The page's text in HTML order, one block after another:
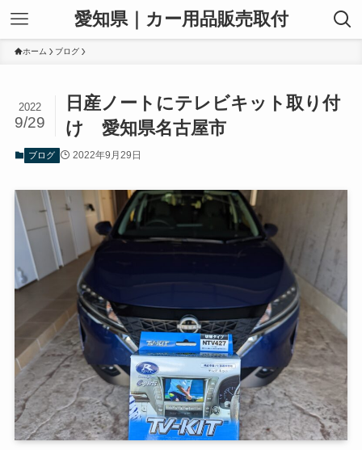
愛知県｜カー用品販売取付
ホーム ブログ
日産ノートにテレビキット取り付
け 愛知県名古屋市
2022
9/29
ブログ 2022年9月29日